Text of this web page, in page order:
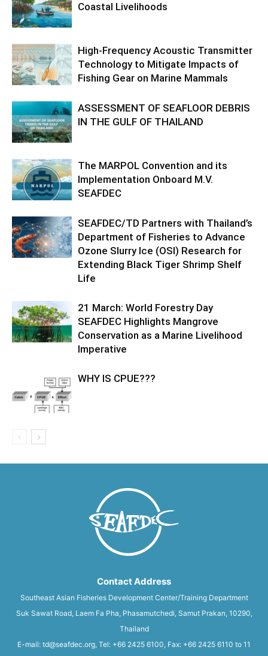
Coastal Livelihoods
High-Frequency Acoustic Transmitter
Technology to Mitigate Impacts of
Fishing Gear on Marine Mammals
ASSESSMENT OF SEAFLOOR DEBRIS
IN THE GULF OF THAILAND
The MARPOL Convention and its
Implementation Onboard M.V.
SEAFDEC
SEAFDEC/TD Partners with Thailand’s
Department of Fisheries to Advance
Ozone Slurry Ice (OSI) Research for
Extending Black Tiger Shrimp Shelf
Life
21 March: World Forestry Day
SEAFDEC Highlights Mangrove
Conservation as a Marine Livelihood
Imperative
WHY IS CPUE???
Contact Address
Southeast Asian Fisheries Development Center/Training Department
Suk Sawat Road, Laem Fa Pha, Phasamutchedi, Samut Prakan, 10290,
Thailand
E-mail: td@seafdec.org, Tel: +66 2425 6100, Fax: +66 2425 6110 to 11